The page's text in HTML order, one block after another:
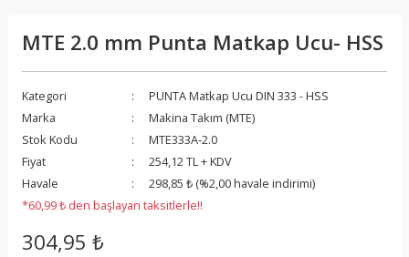
MTE 2.0 mm Punta Matkap Ucu- HSS
Kategori
PUNTA Matkap Ucu DIN 333 - HSS
Marka
Makina Takım (MTE)
Stok Kodu
MTE333A-2.0
Fiyat
254,12 TL + KDV
Havale
298,85 ₺ (%2,00 havale indirimi)
*60,99 ₺ den başlayan taksitlerle!!
304,95 ₺